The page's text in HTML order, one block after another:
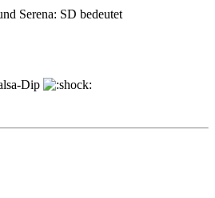
Serena: SD bedeutet
Dip